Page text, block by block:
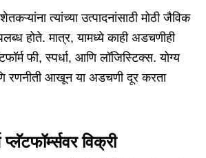
त्यांच्या उत्पादनांसाठी मोठी जैविक
होते. मात्र, यामध्ये काही अडचणीही
फी, स्पर्धा, आणि लॉजिस्टिक्स. योग्य
रणनीती आखून या अडचणी दूर करता
विक्री